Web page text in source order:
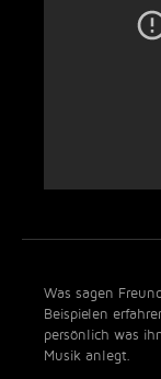
Was sagen
Beispielen
persönlich was
Musik anlegt.